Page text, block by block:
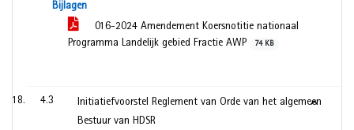
Bijlagen
016-2024 Amendement Koersnotitie nationaal
Programma Landelijk gebied Fractie AWP
74 KB
4.3
Initiatiefvoorstel Reglement van Orde van het algemeen
Bestuur van HDSR